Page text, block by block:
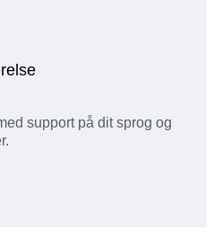
support på dit sprog og